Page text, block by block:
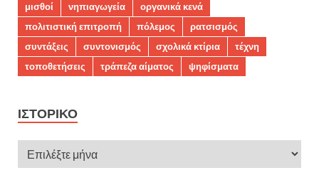
μισθοί
νηπιαγωγεία
οργανικά κενά
πολιτιστική επιτροπή
πόλεμος
ρατσισμός
συντάξεις
συντονισμός σχολικά κτίρια
τέχνη
τοποθετήσεις
τράπεζα αίματος ψηφίσματα
ΙΣΤΟΡΙΚΌ